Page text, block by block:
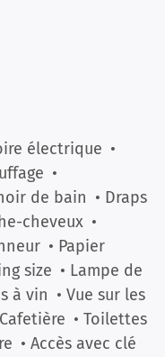
électrique •
•
de bain • Draps
cheveux •
• Papier
size • Lampe de
à vin • Vue sur les
• Toilettes
• Accès avec clé